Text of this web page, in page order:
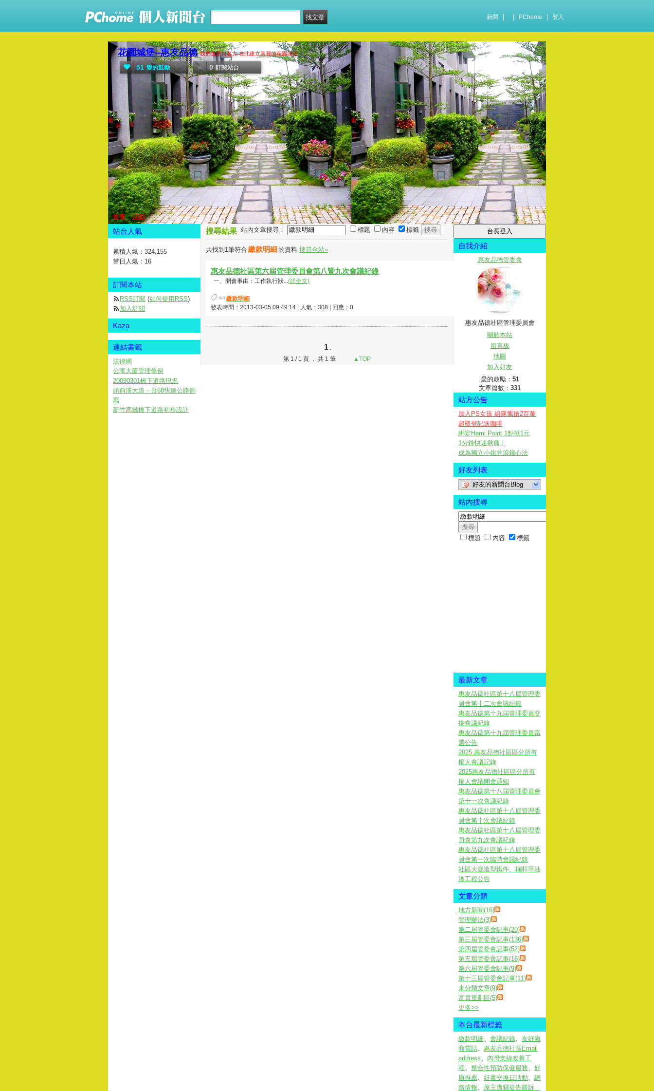
新聞 PChome 登入
花園城堡--惠友品德 我們是來自各方 在此建立美麗的花園城堡
51 愛的鼓勵 0 訂閱站台
首頁 活動
搜尋結果 站內文章搜尋： 標題 內容 標籤
共找到1筆符合 繳款明細 的資料 搜尋全站»
惠友品德社區第六屆管理委員會第八暨九次會議紀錄
一、開會事由：工作執行狀...(詳全文)
繳款明細
發表時間：2013-03-05 09:49:14 | 人氣：308 | 回應：0
1 .
第 1 / 1 頁 ， 共 1 筆
▲TOP
自我介紹
惠友品德管委會
惠友品德社區管理委員會
關於本站
留言板
地圖
加入好友
愛的鼓勵： 51
文章篇數： 331
站方公告
加入PS女孩 組隊瘋搶2百萬
超取登記送咖啡
綁定Hami Point 1點抵1元
1分鐘快速揪痛！
成為獨立小姐的滾錢心法
好友列表
好友的新聞台Blog
站內搜尋
標題 內容 標籤
最新文章
惠友品德社區第十八屆管理委
員會第十二次會議紀錄
惠友品德第十九屆管理委員交
接會議紀錄
惠友品德第十九屆管理委員當
選公告
2025 惠友品德社區區分所有
權人會議記錄
2025惠友品德社區區分所有
權人會議開會通知
惠友品德第十八屆管理委員會
第十一次會議紀錄
惠友品德社區第十八屆管理委
員會第十次會議紀錄
惠友品德社區第十八屆管理委
員會第九次會議紀錄
惠友品德社區第十八屆管理委
員會第一次臨時會議紀錄
社區大廳造型鐵件、欄杆等油
漆工程公告
文章分類
地方新聞(16)
管理辦法(3)
第二屆管委會記事(20)
第三屆管委會記事(136)
第四屆管委會記事(52)
第五屆管委會記事(16)
第六屆管委會記事(9)
第十三屆管委會記事(11)
未分類文章(9)
富貴重劃區(5)
更多>>
本台最新標籤
繳款明細、 會議紀錄、 友好廠
商電話、 惠友品德社區Email
address、 內灣支線改善工
程、 整合性預防保健服務、 好
康推薦、 好書交換日活動、 網
路情報、 屋主遭竊提告勝訴
站台人氣
累積人氣： 324,155
當日人氣： 16
訂閱本站
RSS訂閱 (如何使用RSS)
加入訂閱
Kaza
連結書籤
法律網
公寓大廈管理條例
20090301橋下道路現況
頭前溪大道－台68快速公路側
寫
新竹高鐵橋下道路初步設計